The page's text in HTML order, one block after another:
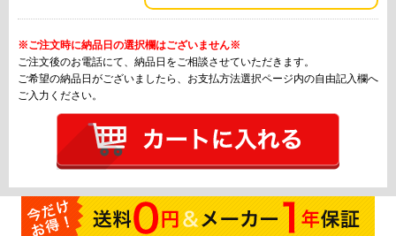
※ご注文時に納品日の選択欄はございません※
ご注文後のお電話にて、納品日をご相談させていただきます。
ご希望の納品日がございましたら、お支払方法選択ページ内の自由記入欄へ
ご入力ください。